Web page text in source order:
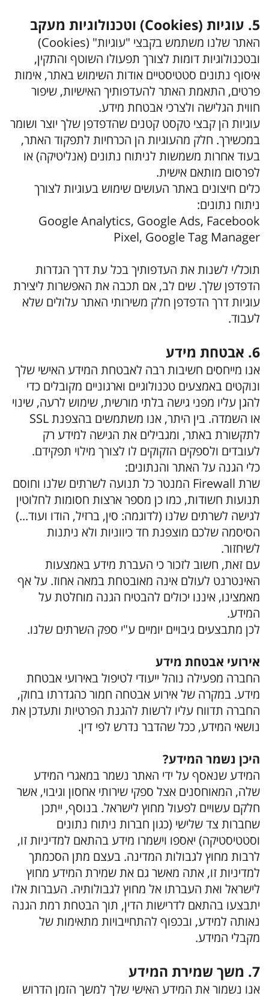
5. עוגיות (Cookies) וטכנולוגיות מעקב
האתר שלנו משתמש בקבצי "עוגיות" (Cookies)
ובטכנולוגיות דומות לצורך תפעולו השוטף והתקין,
איסוף נתונים סטטיסטיים אודות השימוש באתר, אימות
פרטים, התאמת האתר להעדפותיך האישיות, שיפור
חווית הגלישה ולצרכי אבטחת מידע.
עוגיות הן קבצי טקסט קטנים שהדפדפן שלך יוצר ושומר
במכשירך. חלק מהעוגיות הן הכרחיות לתפקוד האתר,
בעוד אחרות משמשות לניתוח נתונים (אנליטיקה) או
לפרסום מותאם אישית.
כלים חיצונים באתר העושים שימוש בעוגיות לצורך
ניתוח נתונים:
Google Analytics, Google Ads, Facebook
Pixel, Google Tag Manager
תוכל/י לשנות את העדפותיך בכל עת דרך הגדרות
הדפדפן שלך. שים לב, אם תכבה את האפשרות ליצירת
עוגיות דרך הדפדפן חלק משירותי האתר עלולים שלא
לעבוד.
6. אבטחת מידע
אנו מייחסים חשיבות רבה לאבטחת המידע האישי שלך
ונוקטים באמצעים טכנולוגיים וארגוניים מקובלים כדי
להגן עליו מפני גישה בלתי מורשית, שימוש לרעה, שינוי
או השמדה. בין היתר, אנו משתמשים בהצפנת SSL
לתקשורת באתר, ומגבילים את הגישה למידע רק
לעובדים ולספקים הזקוקים לו לצורך מילוי תפקידם.
כלי הגנה על האתר והנתונים:
שרת Firewall המנטר כל תנועה לשרתים שלנו וחוסם
תנועות חשודות, כמו כן מספר ארצות חסומות לחלוטין
לגישה לשרתים שלנו (לדוגמה: סין, ברזיל, הודו ועוד...)
הסיסמה שלכם מוצפנת חד כיווניות ולא ניתנות
לשיחזור.
עם זאת, חשוב לזכור כי העברת מידע באמצעות
האינטרנט לעולם אינה מאובטחת במאה אחוז. על אף
מאמצינו, איננו יכולים להבטיח הגנה מוחלטת על
המידע.
לכן מתבצעים גיבויים יומיים ע"י ספק השרתים שלנו.
אירועי אבטחת מידע
החברה מפעילה נוהל ייעודי לטיפול באירועי אבטחת
מידע. במקרה של אירוע אבטחה חמור כהגדרתו בחוק,
החברה תדווח עליו לרשות להגנת הפרטיות ותעדכן את
נושאי המידע, ככל שהדבר נדרש לפי דין.
היכן נשמר המידע?
המידע שנאסף על ידי האתר נשמר במאגרי המידע
שלה, המאוחסנים אצל ספקי שירותי אחסון וגיבוי, אשר
חלקם עשויים לפעול מחוץ לישראל. בנוסף, ייתכן
שחברות צד שלישי (כגון חברות ניתוח נתונים
וסטטיסטיקה) יאספו וישמרו מידע בהתאם למדיניות זו,
לרבות מחוץ לגבולות המדינה. בעצם מתן הסכמתך
למדיניות זו, אתה מאשר גם את שמירת המידע מחוץ
לישראל ואת העברתו אל מחוץ לגבולותיה. העברות אלו
יתבצעו בהתאם לדרישות הדין, תוך הבטחת רמת הגנה
נאותה למידע, ובכפוף להתחייבויות מתאימות של
מקבלי המידע.
7. משך שמירת המידע
אנו נשמור את המידע האישי שלך למשך הזמן הדרוש